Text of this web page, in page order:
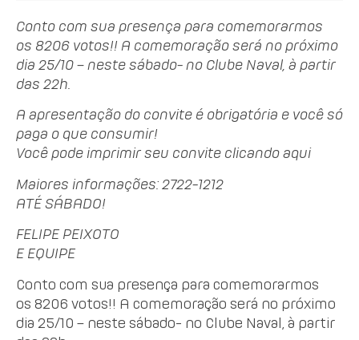
Conto com sua presença para comemorarmos
os 8206 votos!! A comemoração será no próximo
dia 25/10 – neste sábado- no Clube Naval, à partir
das 22h.
A apresentação do convite é obrigatória e você só
paga o que consumir!
Você pode imprimir seu convite clicando aqui
Maiores informações: 2722-1212
ATÉ SÁBADO!
FELIPE PEIXOTO
E EQUIPE
Conto com sua presença para comemorarmos
os 8206 votos!! A comemoração será no próximo
dia 25/10 – neste sábado- no Clube Naval, à partir